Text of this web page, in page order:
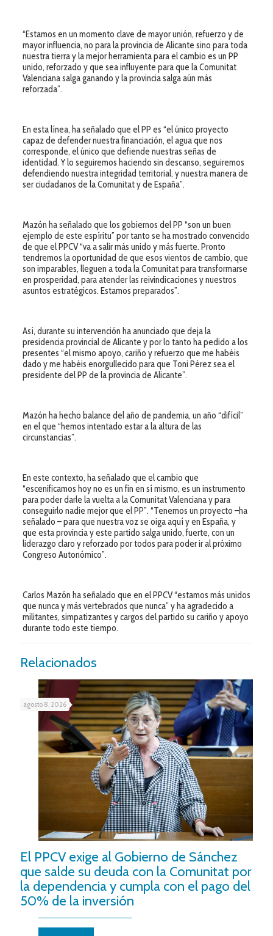
“Estamos en un momento clave de mayor unión, refuerzo y de
mayor influencia, no para la provincia de Alicante sino para toda
nuestra tierra y la mejor herramienta para el cambio es un PP
unido, reforzado y que sea influyente para que la Comunitat
Valenciana salga ganando y la provincia salga aún más
reforzada”.
En esta línea, ha señalado que el PP es “el único proyecto
capaz de defender nuestra financiación, el agua que nos
corresponde, el único que defiende nuestras señas de
identidad. Y lo seguiremos haciendo sin descanso, seguiremos
defendiendo nuestra integridad territorial, y nuestra manera de
ser ciudadanos de la Comunitat y de España”.
Mazón ha señalado que los gobiernos del PP “son un buen
ejemplo de este espíritu” por tanto se ha mostrado convencido
de que el PPCV “va a salir más unido y más fuerte. Pronto
tendremos la oportunidad de que esos vientos de cambio, que
son imparables, lleguen a toda la Comunitat para transformarse
en prosperidad, para atender las reivindicaciones y nuestros
asuntos estratégicos. Estamos preparados”.
Así, durante su intervención ha anunciado que deja la
presidencia provincial de Alicante y por lo tanto ha pedido a los
presentes “el mismo apoyo, cariño y refuerzo que me habéis
dado y me habéis enorgullecido para que Toni Pérez sea el
presidente del PP de la provincia de Alicante”.
Mazón ha hecho balance del año de pandemia, un año “difícil”
en el que “hemos intentado estar a la altura de las
circunstancias”.
En este contexto, ha señalado que el cambio que
“escenificamos hoy no es un fin en sí mismo, es un instrumento
para poder darle la vuelta a la Comunitat Valenciana y para
conseguirlo nadie mejor que el PP”. “Tenemos un proyecto –ha
señalado – para que nuestra voz se oiga aquí y en España, y
que esta provincia y este partido salga unido, fuerte, con un
liderazgo claro y reforzado por todos para poder ir al próximo
Congreso Autonómico”.
Carlos Mazón ha señalado que en el PPCV “estamos más unidos
que nunca y más vertebrados que nunca” y ha agradecido a
militantes, simpatizantes y cargos del partido su cariño y apoyo
durante todo este tiempo.
Relacionados
agosto 8, 2026
El PPCV exige al Gobierno de Sánchez
que salde su deuda con la Comunitat por
la dependencia y cumpla con el pago del
50% de la inversión